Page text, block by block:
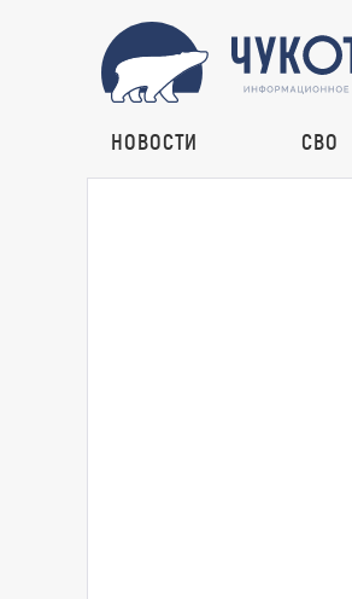
НОВОСТИ СВО